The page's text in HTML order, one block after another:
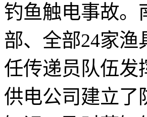
钓鱼触电事故。
部、全部24家渔
任传递员队伍发
供电公司建立了